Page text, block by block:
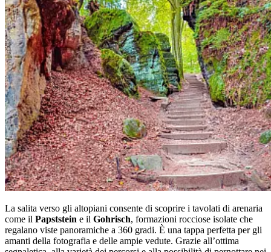
La salita verso gli altopiani consente di scoprire i tavolati di arenaria
come il Papststein e il Gohrisch, formazioni rocciose isolate che
regalano viste panoramiche a 360 gradi. È una tappa perfetta per gli
amanti della fotografia e delle ampie vedute. Grazie all’ottima